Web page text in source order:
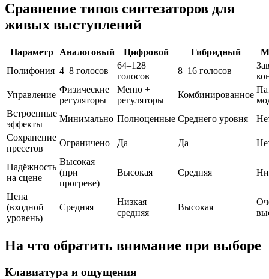
Сравнение типов синтезаторов для
живых выступлений
Параметр Аналоговый Цифровой Гибридный
Полифония 4–8 голосов
64–128
голосов
8–16 голосов
Управление
Физические
регуляторы
Меню +
регуляторы
Комбинированное
Встроенные
эффекты
Минимально Полноценные Среднего уровня
Сохранение
пресетов
Ограничено Да Да
Надёжность
на сцене
Высокая
(при
прогреве)
Высокая Средняя
Цена
(входной
уровень)
Средняя
Низкая–
средняя
Высокая
На что обратить внимание при выборе
Клавиатура и ощущения